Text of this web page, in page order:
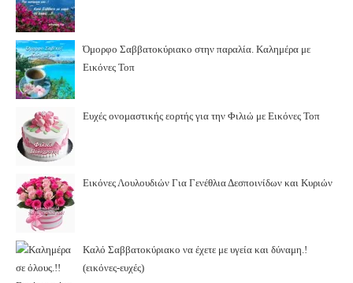
Όμορφο Σαββατοκύριακο στην παραλία. Καλημέρα με
Εικόνες Τοπ
Ευχές ονομαστικής εορτής για την Φιλιώ με Εικόνες Τοπ
Εικόνες Λουλουδιών Για Γενέθλια Δεσποινίδων και Κυριών
Καλό Σαββατοκύριακο να έχετε με υγεία και δύναμη.!
(εικόνες-ευχές)